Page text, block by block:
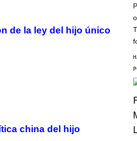
de la ley del hijo único
china del hijo
O
E
M
O
N
O